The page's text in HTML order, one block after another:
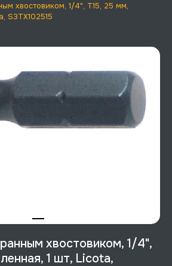
хвостовиком, 1/4", T15, 25 мм,
S3TX102515
хвостовиком, 1/4",
1 шт, Licota,